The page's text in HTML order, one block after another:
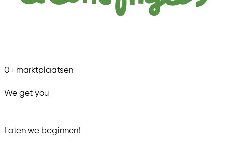
0+ marktplaatsen
We get you
Laten we beginnen!